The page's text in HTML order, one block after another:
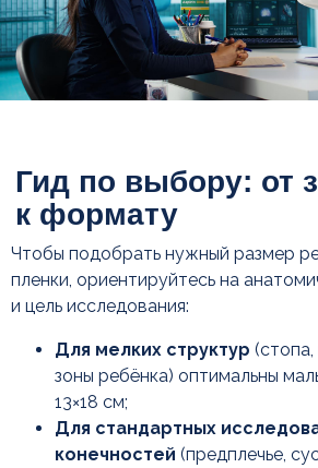
Чтобы подобрать нужный размер
пленки, ориентируйтесь на
и цель исследования:
Для мелких структур (стопа,
зоны ребёнка) оптимальны
13×18 см;
Для стандартных
конечностей (предплечье,
Читайте также